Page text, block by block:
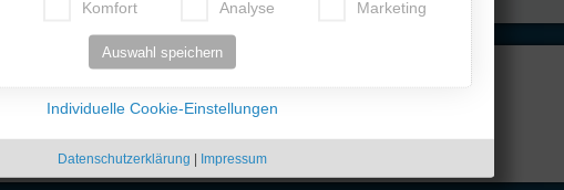
Komfort Analyse Marketing
Auswahl speichern
Individuelle Cookie-Einstellungen
Datenschutzerklärung | Impressum